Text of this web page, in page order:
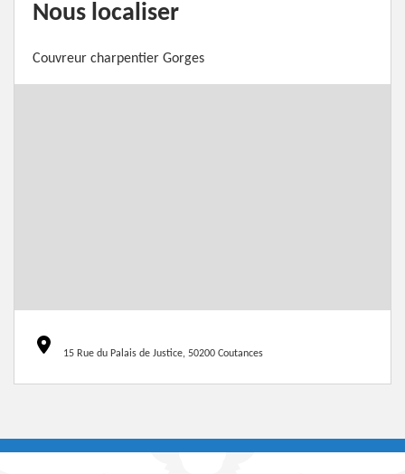
Nous localiser
Couvreur charpentier Gorges
15 Rue du Palais de Justice, 50200 Coutances